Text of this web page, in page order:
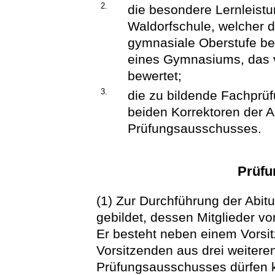
2.
die besondere
Waldorfschule, welcher
gymnasiale Oberstufe
eines Gymnasiums,
bewertet;
3.
die zu bildende
beiden Korrektoren der
Prüfungsausschusses.
(1) Zur Durchführung der
gebildet, dessen Mitglieder
Er besteht neben einem
Vorsitzenden aus drei
Prüfungsausschusses dürfen